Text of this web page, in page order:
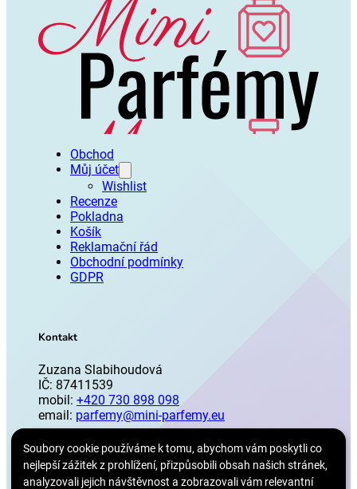
Obchod
Můj účet
Wishlist
Recenze
Pokladna
Košík
Reklamační řád
Obchodní podmínky
GDPR
Kontakt
Zuzana Slabihoudová
IČ: 87411539
mobil: +420 730 898 098
email: parfemy@mini-parfemy.eu
Odstoupit od smlouvy
Soubory cookie používáme k tomu, abychom vám poskytli co
nejlepší zážitek z prohlížení, přizpůsobili obsah našich stránek,
analyzovali jejich návštěvnost a zobrazovali vám relevantní